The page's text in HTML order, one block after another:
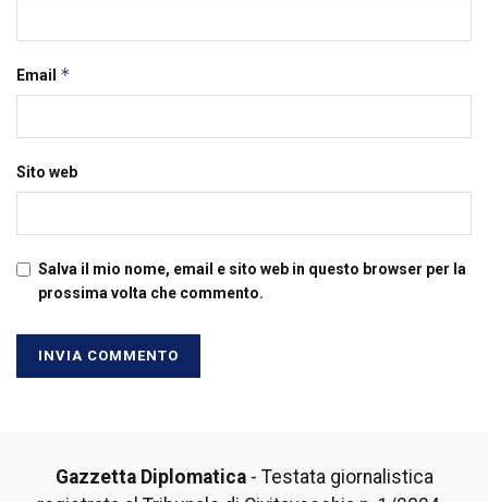
Email *
Sito web
Salva il mio nome, email e sito web in questo browser per la
prossima volta che commento.
Gazzetta Diplomatica- Testata giornalistica